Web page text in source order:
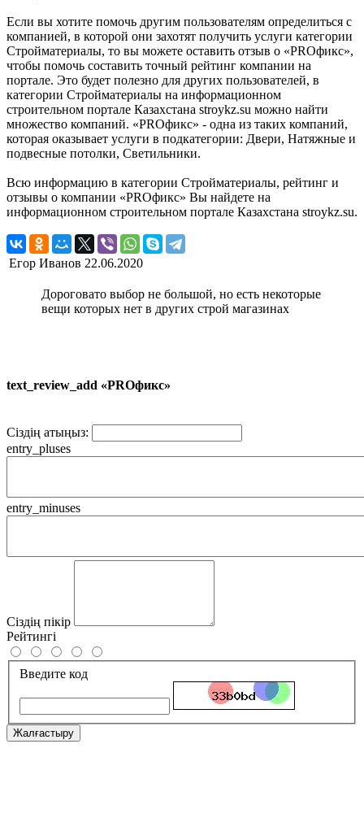
Если вы хотите помочь другим пользователям определиться с
компанией, в которой они захотят получить услуги категории
Стройматериалы, то вы можете оставить отзыв о «PROфикс»,
чтобы помочь составить точный рейтинг компании на
портале. Это будет полезно для других пользователей, в
категории Стройматериалы на информационном
строительном портале Казахстана stroykz.su можно найти
множество компаний. «PROфикс» - одна из таких компаний,
которая оказывает услуги в подкатегории: Двери, Натяжные и
подвесные потолки, Светильники.
Всю информацию в категории Стройматериалы, рейтинг и
отзывы о компании «PROфикс» Вы найдете на
информационном строительном портале Казахстана stroykz.su.
Егор Иванов 22.06.2020
Дороговато выбор не большой, но есть некоторые
вещи которых нет в других строй магазинах
text_review_add «PROфикс»
Сіздің атыңыз:
entry_pluses
entry_minuses
Сіздің пікір
Рейтингі
Введите код
Жалғастыру